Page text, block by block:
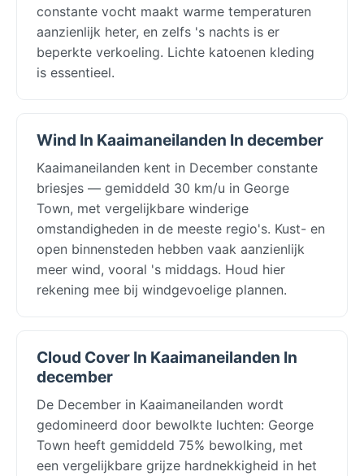
constante vocht maakt warme temperaturen
aanzienlijk heter, en zelfs 's nachts is er
beperkte verkoeling. Lichte katoenen kleding
is essentieel.
Wind In Kaaimaneilanden In december
Kaaimaneilanden kent in December constante
briesjes — gemiddeld 30 km/u in George
Town, met vergelijkbare winderige
omstandigheden in de meeste regio's. Kust- en
open binnensteden hebben vaak aanzienlijk
meer wind, vooral 's middags. Houd hier
rekening mee bij windgevoelige plannen.
Cloud Cover In Kaaimaneilanden In
december
De December in Kaaimaneilanden wordt
gedomineerd door bewolkte luchten: George
Town heeft gemiddeld 75% bewolking, met
een vergelijkbare grijze hardnekkigheid in het